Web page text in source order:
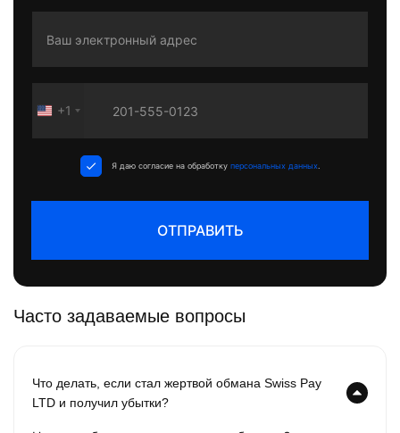
United
+1
Я даю согласие на обработку персональных данных.
ОТПРАВИТЬ
Часто задаваемые вопросы
Что делать, если стал жертвой обмана Swiss Pay
LTD и получил убытки?